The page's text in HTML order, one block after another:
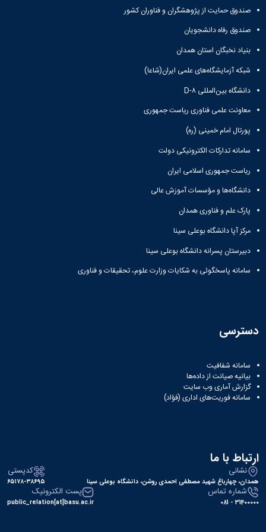
کارکنان
مصالح
آزمایشگاه
آزمایشگاه
باستان
شناسی
آزمایشگاه
ربات
و
بینایی
اولویت
طرح
های
پژوهشی
طرح
پژوهشی
سال
1398
نشریات
فناوری
فرهنگی
پلیس
فهرست
نشریات
کارگروه
اخلاق
در
کرسی
نظریه
پردازی
دانشگاه
های
هیات
علمی
سایر
آیین
ها
صندوق حمایت از پژوهشگران و فناوران کشور
صندوق رفاه دانشجویان
بنیاد نخبگان استان همدان
شبکه آزمایشگاه‌های علمی ایران(شاعا)
دانشگاه بین‌المللی D-۸
معاونت علمی فناوری ریاست جمهوری
پورتال امام خمینی (ره)
سامانه تدارکات الکترونیکی دولت
ریاست جمهوری اسلامی ایران
دانشگاه‌ها و مؤسسات آموزش عالی
پارک علم و فناوری همدان
مرکز آپا دانشگاه بوعلی سینا
دبیرستان پسرانه دانشگاه بوعلی سینا
سامانه پاسخگوئی به شکایات وزارت علوم، تحقیقات و فناوری
دسترسی
سامانه شفافیت
بیانیه صیانت از داده‌ها
گزارش آماری وب‌ سایت
سامانه فوریت‌های اداری (فؤاد)
ارتباط با ما
نشانی
همدان، چهارباغ شهید مصطفی احمدی روشن، دانشگاه بوعلی سینا
کدپستی
۶۵۱۷۸-۳۸۶۹۵
شماره تماس
31400000 - 081
پست الکترونیک
public_relation[at]basu.ac.ir